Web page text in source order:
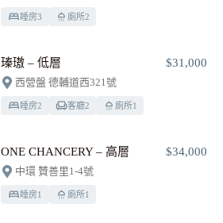
睡房3 廁所2
瑧璈 – 低層 $31,000
西營盤 德輔道西321號
睡房2 客廳2 廁所1
ONE CHANCERY – 高層 $34,000
中環 贊善里1-4號
睡房1 廁所1